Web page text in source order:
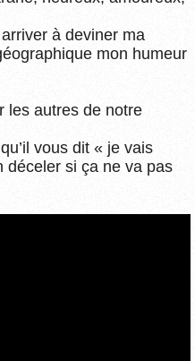
à deviner ma
mon humeur
les autres de notre
vous dit « je vais
déceler si ça ne va pas